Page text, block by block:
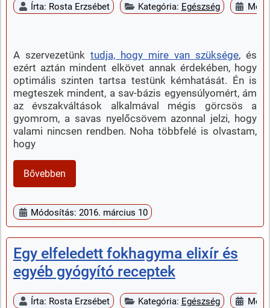
Írta: Rosta Erzsébet Kategória: Egészség
A szervezetünk tudja, hogy mire van szüksége, és
ezért aztán mindent elkövet annak érdekében, hogy
optimális szinten tartsa testünk kémhatását. Én is
megteszek mindent, a sav-bázis egyensúlyomért, ám
az évszakváltások alkalmával mégis görcsös a
gyomrom, a savas nyelőcsövem azonnal jelzi, hogy
valami nincsen rendben. Noha többfelé is olvastam,
hogy
Bővebben
Módosítás: 2016. március 10
Egy elfeledett fokhagyma elixír és
egyéb gyógyító receptek
Írta: Rosta Erzsébet Kategória: Egészség